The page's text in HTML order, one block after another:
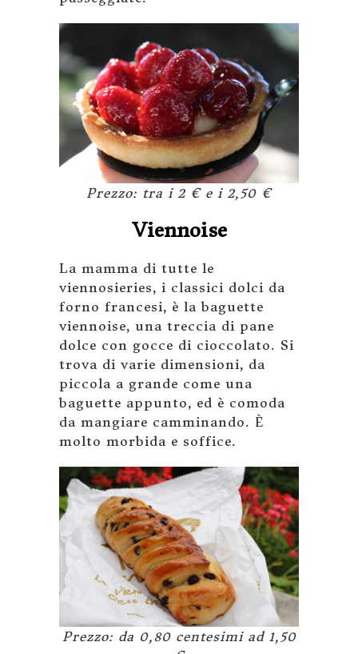
Prezzo: tra i 2 € e i 2,50 €
Viennoise
La mamma di tutte le
viennosieries, i classici dolci da
forno francesi, è la baguette
viennoise, una treccia di pane
dolce con gocce di cioccolato. Si
trova di varie dimensioni, da
piccola a grande come una
baguette appunto, ed è comoda
da mangiare camminando. È
molto morbida e soffice.
Prezzo: da 0,80 centesimi ad 1,50